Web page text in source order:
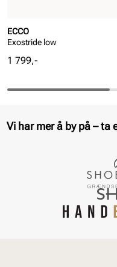
ECCO
Exostride low
Pris
1 799,-
Vi har mer å by på – ta